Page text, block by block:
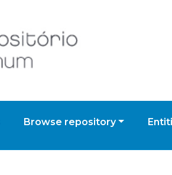
Browse repository